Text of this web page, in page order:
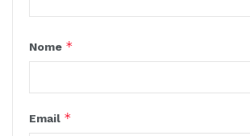
Nome *
Email *